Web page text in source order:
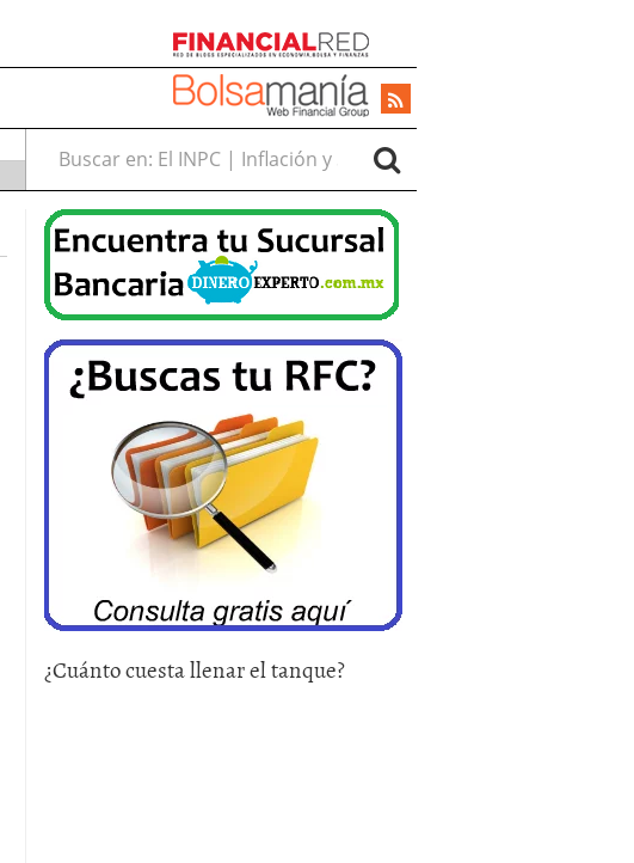
Buscar en:
¿Cuánto cuesta llenar el tanque?